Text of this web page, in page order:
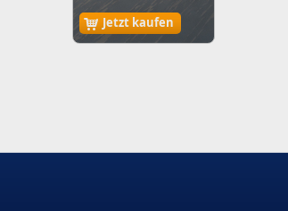
Jetzt kaufen